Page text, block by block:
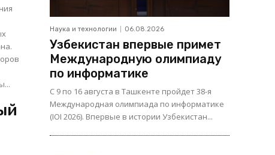
Наука и технологии 06.08.2026
Узбекистан впервые примет
Международную олимпиаду
по информатике
С 9 по 16 августа в Ташкенте пройдет 38-я
Международная олимпиада по информатике
(IOI 2026). Впервые в истории Узбекистан...